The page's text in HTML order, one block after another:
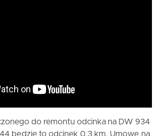
do remontu odcinka na DW 934
będzie to odcinek 0,3 km. Umowę na